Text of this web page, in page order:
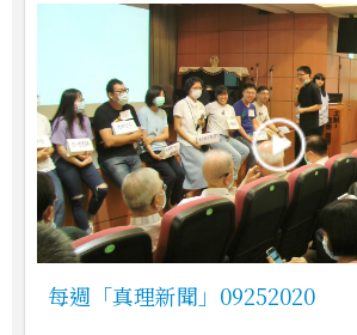
每週「真理新聞」09252020